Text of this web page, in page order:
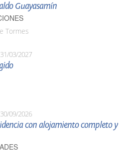
Guayasamín
Tormes
31/03/2027
30/09/2026
con alojamiento completo y